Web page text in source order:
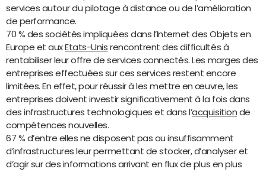
services autour du pilotage à distance ou de l’amélioration
de performance.
70 % des sociétés impliquées dans l’Internet des Objets en
Europe et auxEtats-Unis rencontrent des difficultés à
rentabiliser leur offre de services connectés. Les marges des
entreprises effectuées sur ces services restent encore
limitées. En effet, pour réussir à les mettre en œuvre, les
entreprises doivent investir significativement à la fois dans
des infrastructures technologiques et dans l’acquisition de
compétences nouvelles.
67 % d’entre elles ne disposent pas ou insuffisamment
d’infrastructures leur permettant de stocker, d’analyser et
d’agir sur des informations arrivant en flux de plus en plus